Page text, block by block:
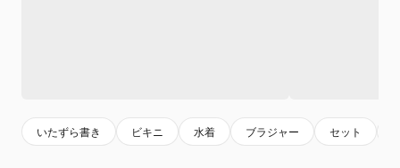
いたずら書き ビキニ 水着 ブラジャー セット